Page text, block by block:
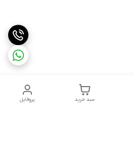
پروفایل سبد خرید